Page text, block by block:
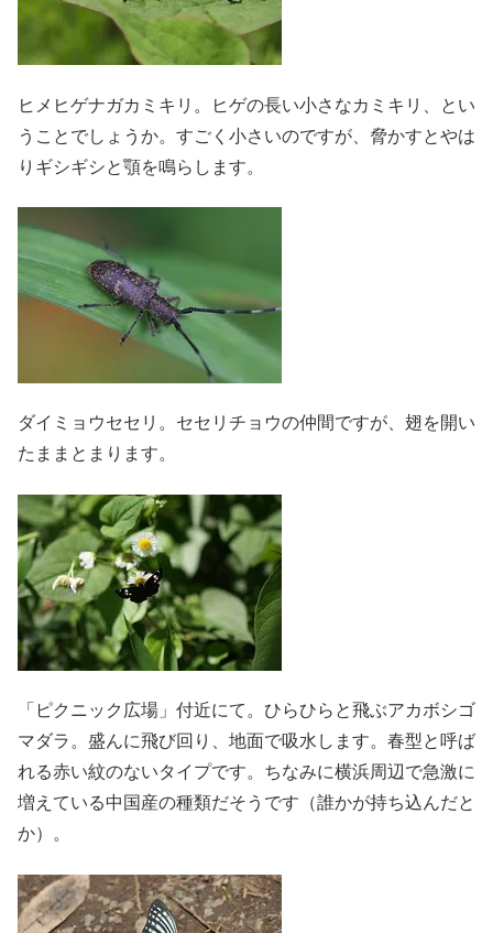
ヒメヒゲナガカミキリ。ヒゲの長い小さなカミキリ、とい
うことでしょうか。すごく小さいのですが、脅かすとやは
りギシギシと顎を鳴らします。
ダイミョウセセリ。セセリチョウの仲間ですが、翅を開い
たままとまります。
「ピクニック広場」付近にて。ひらひらと飛ぶアカボシゴ
マダラ。盛んに飛び回り、地面で吸水します。春型と呼ば
れる赤い紋のないタイプです。ちなみに横浜周辺で急激に
増えている中国産の種類だそうです（誰かが持ち込んだと
か）。